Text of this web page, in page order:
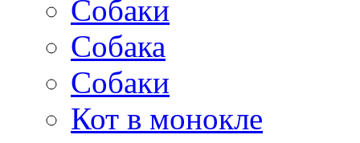
Собаки
Собака
Собаки
Кот в монокле